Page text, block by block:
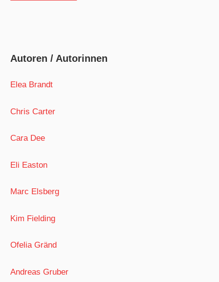
Autoren / Autorinnen
Elea Brandt
Chris Carter
Cara Dee
Eli Easton
Marc Elsberg
Kim Fielding
Ofelia Gränd
Andreas Gruber